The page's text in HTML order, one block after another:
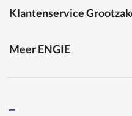
Klantenservice
Meer ENGIE